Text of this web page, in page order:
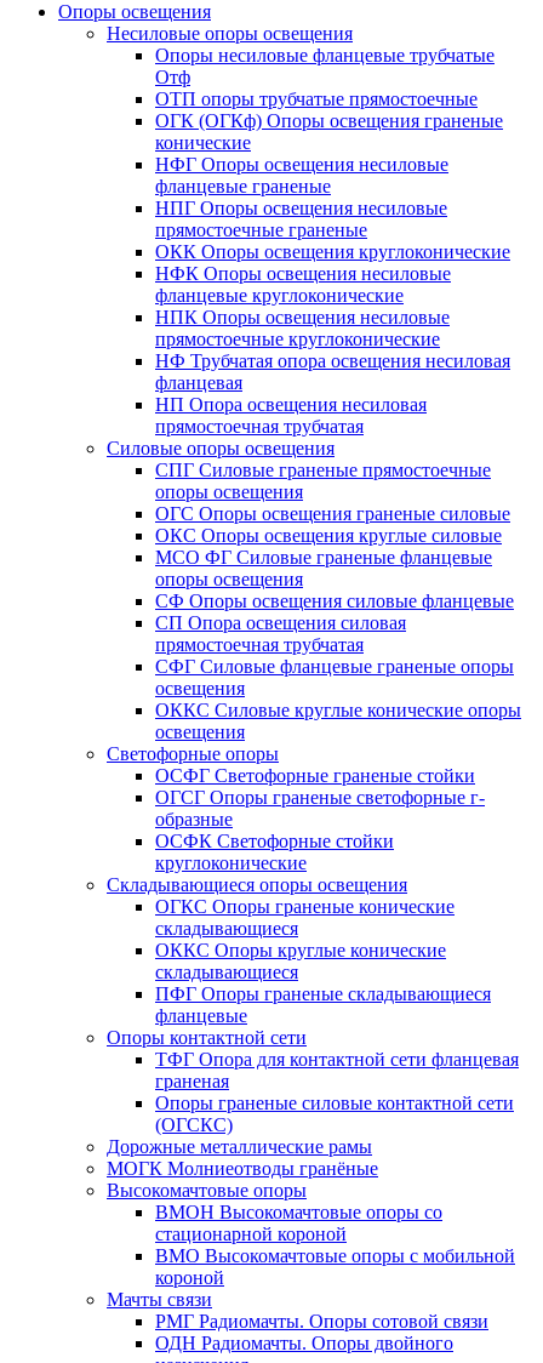
Опоры освещения
Несиловые опоры освещения
Опоры несиловые фланцевые трубчатые
Отф
ОТП опоры трубчатые прямостоечные
ОГК (ОГКф) Опоры освещения граненые
конические
НФГ Опоры освещения несиловые
фланцевые граненые
НПГ Опоры освещения несиловые
прямостоечные граненые
ОКК Опоры освещения круглоконические
НФК Опоры освещения несиловые
фланцевые круглоконические
НПК Опоры освещения несиловые
прямостоечные круглоконические
НФ Трубчатая опора освещения несиловая
фланцевая
НП Опора освещения несиловая
прямостоечная трубчатая
Силовые опоры освещения
СПГ Силовые граненые прямостоечные
опоры освещения
ОГС Опоры освещения граненые силовые
ОКС Опоры освещения круглые силовые
МСО ФГ Силовые граненые фланцевые
опоры освещения
СФ Опоры освещения силовые фланцевые
СП Опора освещения силовая
прямостоечная трубчатая
СФГ Силовые фланцевые граненые опоры
освещения
ОККС Силовые круглые конические опоры
освещения
Светофорные опоры
ОСФГ Светофорные граненые стойки
ОГСГ Опоры граненые светофорные г-
образные
ОСФК Светофорные стойки
круглоконические
Складывающиеся опоры освещения
ОГКС Опоры граненые конические
складывающиеся
ОККС Опоры круглые конические
складывающиеся
ПФГ Опоры граненые складывающиеся
фланцевые
Опоры контактной сети
ТФГ Опора для контактной сети фланцевая
граненая
Опоры граненые силовые контактной сети
(ОГСКС)
Дорожные металлические рамы
МОГК Молниеотводы гранёные
Высокомачтовые опоры
ВМОН Высокомачтовые опоры со
стационарной короной
ВМО Высокомачтовые опоры с мобильной
короной
Мачты связи
РМГ Радиомачты. Опоры сотовoй связи
ОДН Радиомачты. Опоры двойного